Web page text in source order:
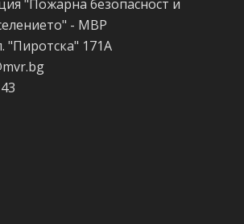
"Пожарна безопасност и
- МВР
"Пиротска" 171А